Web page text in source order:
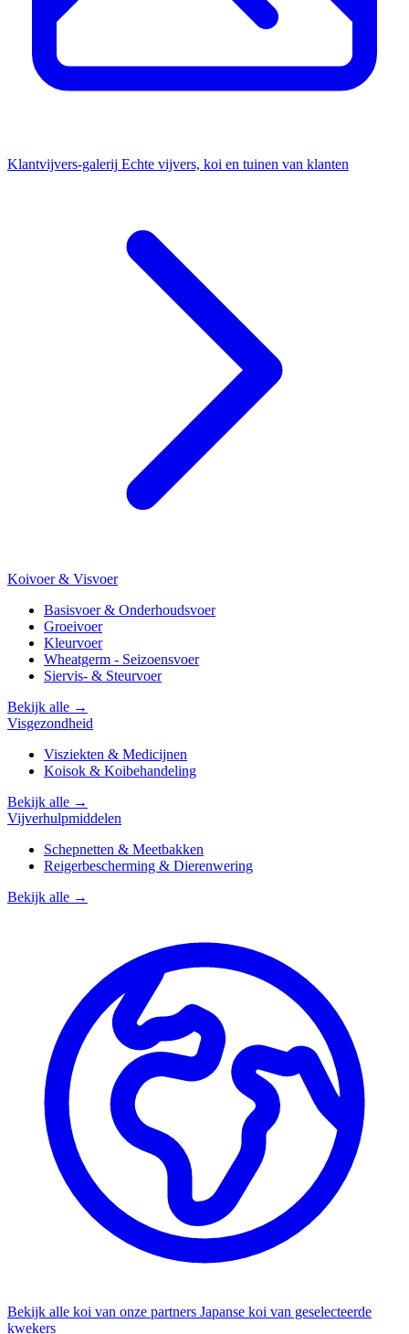
Klantvijvers-galerij Echte vijvers, koi en tuinen van klanten
Koivoer & Visvoer
Basisvoer & Onderhoudsvoer
Groeivoer
Kleurvoer
Wheatgerm - Seizoensvoer
Siervis- & Steurvoer
Bekijk alle →
Visgezondheid
Visziekten & Medicijnen
Koisok & Koibehandeling
Bekijk alle →
Vijverhulpmiddelen
Schepnetten & Meetbakken
Reigerbescherming & Dierenwering
Bekijk alle →
Bekijk alle koi van onze partners Japanse koi van geselecteerde
kwekers